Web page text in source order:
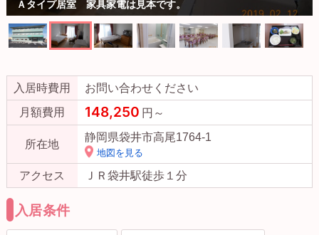
Ａタイプ居室 家具家電は見本です。
入居時費用
お問い合わせください
月額費用
148,250 円～
所在地
静岡県袋井市高尾1764-1
地図を見る
アクセス ＪＲ袋井駅徒歩１分
入居条件